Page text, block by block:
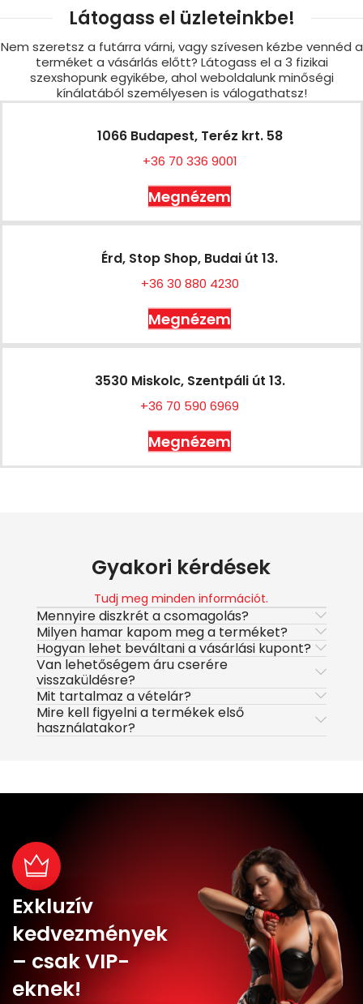
Látogass el üzleteinkbe!
Nem szeretsz a futárra várni, vagy szívesen kézbe vennéd a
terméket a vásárlás előtt? Látogass el a 3 fizikai
szexshopunk egyikébe, ahol weboldalunk minőségi
kínálatából személyesen is válogathatsz!
1066 Budapest, Teréz krt. 58
+36 70 336 9001
Megnézem
Érd, Stop Shop, Budai út 13.
+36 30 880 4230
Megnézem
3530 Miskolc, Szentpáli út 13.
+36 70 590 6969
Megnézem
Gyakori kérdések
Tudj meg minden információt.
Mennyire diszkrét a csomagolás?
Milyen hamar kapom meg a terméket?
Hogyan lehet beváltani a vásárlási kupont?
Van lehetőségem áru cserére
visszaküldésre?
Mit tartalmaz a vételár?
Mire kell figyelni a termékek első
használatakor?
Exkluzív
kedvezmények
– csak VIP-
eknek!